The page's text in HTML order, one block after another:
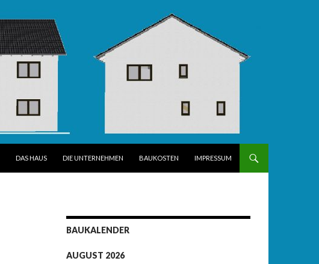
DAS HAUS DIE UNTERNEHMEN BAUKOSTEN IMPRESSUM
BAUKALENDER
AUGUST 2026